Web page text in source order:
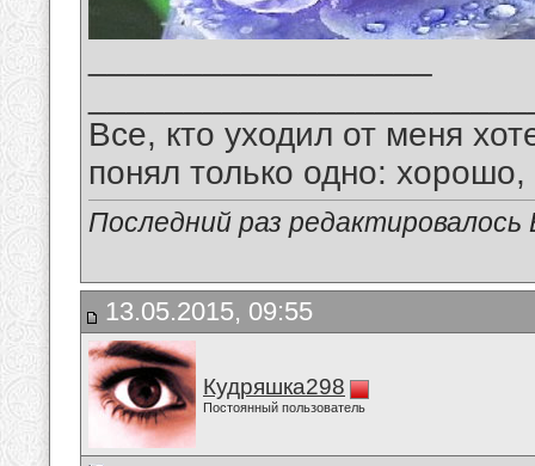
Все, кто уходил от меня
понял только одно:
Последний раз
13.05.2015, 09:55
Кудряшка298
Постоянный пользователь